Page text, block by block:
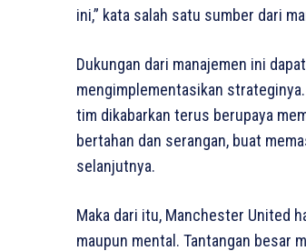
ini,” kata salah satu sumber dari
Dukungan dari manajemen ini
mengimplementasikan
tim dikabarkan terus berupaya
bertahan dan serangan, buat
selanjutnya.
Maka dari itu, Manchester United
maupun mental. Tantangan besar